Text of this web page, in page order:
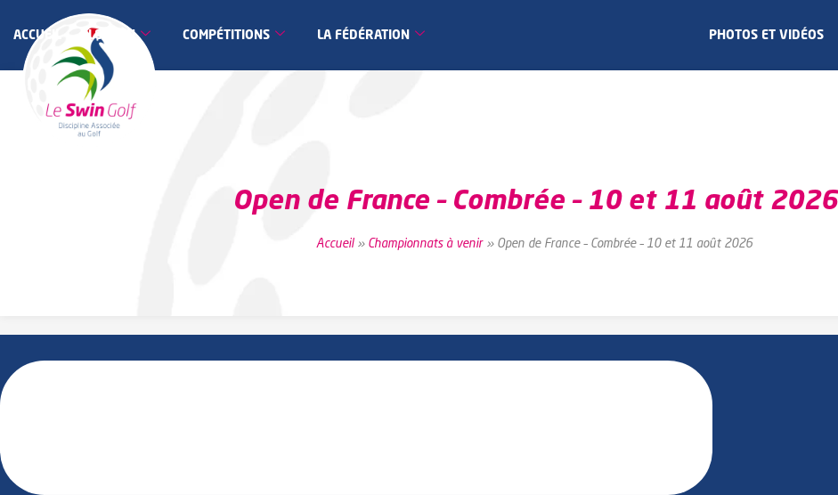
ACCUEIL LE SWIN COMPÉTITIONS LA FÉDÉRATION PHOTOS ET VIDÉOS
Open de France – Combrée – 10 et 11 août 2026
Accueil» Championnats à venir» Open de France – Combrée – 10 et 11 août 2026